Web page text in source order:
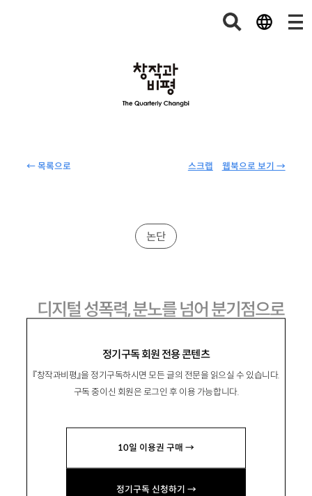
← 목록으로 웹북으로 보기 →
스크랩
정기구독 회원 전용 콘텐츠
『창작과비평』을 정기구독하시면 모든 글의 전문을 읽으실 수 있습니다.
구독 중이신 회원은 로그인 후 이용 가능합니다.
10일 이용권 구매 →
정기구독 신청하기 →
논단
디지털 성폭력, 분노를 넘어 분기점으로
김소라金昭摞
소 소장. 저서 『모두를 위한 성평등 공부』(공저)가